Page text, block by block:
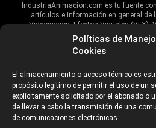
Políticas de
Cookies
El almacenamiento o acceso técnico es
propósito legítimo de permitir el uso de un
explícitamente solicitado por el abonado o
de llevar a cabo la transmisión de una
de comunicaciones electrónicas.
IndustriaAnimacion.com es tu fuente
artículos e información en general de
Videojuegos, Efectos Visuales (VFX),
Hablamos de estas industrias y su
especial al talento, estudios, escuelas,
ANUNCIANTES AVISO DE